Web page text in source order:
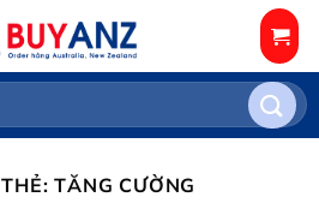
THẺ:TĂNG CƯỜNG